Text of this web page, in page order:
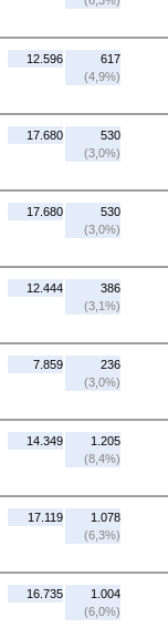
12.596
617
(4,9%)
17.680
530
(3,0%)
17.680
530
(3,0%)
12.444
386
(3,1%)
7.859
236
(3,0%)
14.349
1.205
(8,4%)
17.119
1.078
(6,3%)
16.735
1.004
(6,0%)